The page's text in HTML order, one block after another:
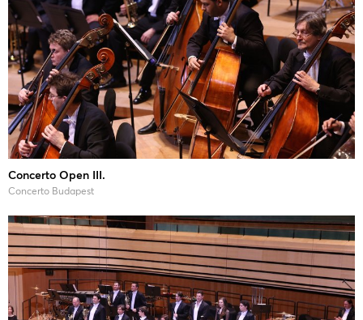
Concerto Open III.
Concerto Budapest